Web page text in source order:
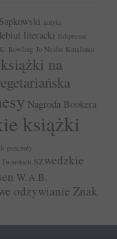
antyki
literacki Edipresse
Rowling Jo Nesbo Katalonia
książki na
Nagroda Bookera
książki
pszczoły
szwedzkie
W.A.B.
odżywianie Znak